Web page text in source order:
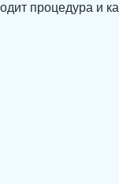
процедура и